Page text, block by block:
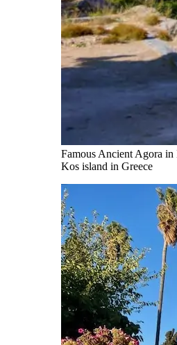
Famous Ancient Agora
Kos island in Greece